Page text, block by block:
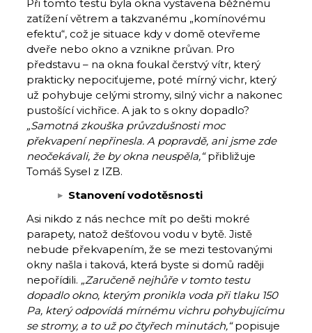
Při tomto testu byla okna vystavena běžnému
zatížení větrem a takzvanému „komínovému
efektu“, což je situace kdy v domě otevřeme
dveře nebo okno a vznikne průvan. Pro
představu – na okna foukal čerstvý vítr, který
prakticky nepociťujeme, poté mírný vichr, který
už pohybuje celými stromy, silný vichr a nakonec
pustošící vichřice. A jak to s okny dopadlo?
„Samotná zkouška průvzdušnosti moc
překvapení nepřinesla. A popravdě, ani jsme zde
neočekávali, že by okna neuspěla,“přibližuje
Tomáš Sysel z IZB.
Stanovení vodotěsnosti
Asi nikdo z nás nechce mít po dešti mokré
parapety, natož dešťovou vodu v bytě. Jistě
nebude překvapením, že se mezi testovanými
okny našla i taková, která byste si domů raději
nepořídili. „Zaručeně nejhůře v tomto testu
dopadlo okno, kterým pronikla voda při tlaku 150
Pa, který odpovídá mírnému vichru pohybujícímu
se stromy, a to už po čtyřech minutách,“popisuje